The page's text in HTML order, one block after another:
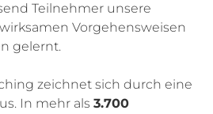
Teilnehmer unsere
Vorgehensweisen
gelernt.
zeichnet sich durch eine
In mehr als 3.700